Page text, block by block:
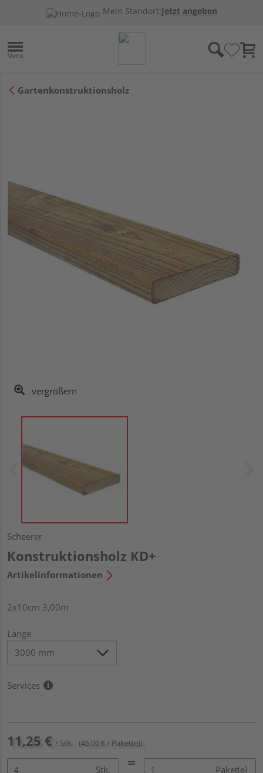
Mein Standort:Jetzt angeben
Gartenkonstruktionsholz
vergrößern
Scheerer
Konstruktionsholz KD+
Artikelinformationen
2x10cm 3,00m
Länge
Services
11,25 € / Stk. (45,00 € / Paket(e))
Stk. Paket(e)